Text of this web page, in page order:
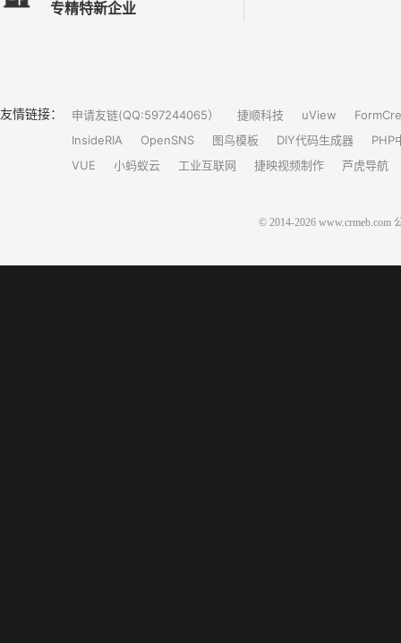
专精特新企业
友情链接： 申请友链(QQ:597244065） 捷顺科技 uView
InsideRIA
OpenSNS 图鸟模板 DIY代码生成器
PHP
VUE
小蚂蚁云 工业互联网 捷映视频制作 芦虎导航
© 2014-2026